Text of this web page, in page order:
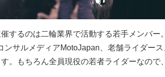
するのは二輪業界で活動する若手メンバー
ンサルメディアMotoJapan、老舗ライダー
。もちろん全員現役の若者ライダーなの